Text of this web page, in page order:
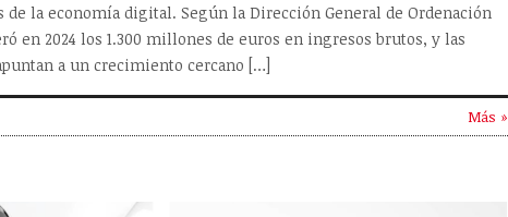
de la economía digital. Según la Dirección General de Ordenación
en 2024 los 1.300 millones de euros en ingresos brutos, y las
a un crecimiento cercano […]
Más »